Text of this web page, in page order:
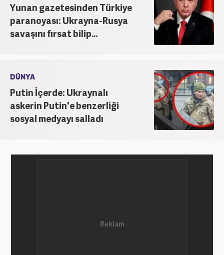
Yunan gazetesinden Türkiye
paranoyası: Ukrayna-Rusya
savaşını fırsat bilip...
DÜNYA
Putin İçerde: Ukraynalı
askerin Putin'e benzerliği
sosyal medyayı salladı